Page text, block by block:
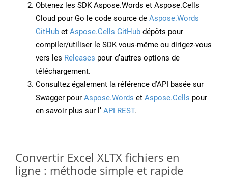
Obtenez les SDK Aspose.Words et Aspose.Cells
Cloud pour Go le code source de Aspose.Words
GitHub et Aspose.Cells GitHub dépôts pour
compiler/utiliser le SDK vous-même ou dirigez-vous
vers les Releases pour d’autres options de
téléchargement.
Consultez également la référence d’API basée sur
Swagger pour Aspose.Words et Aspose.Cells pour
en savoir plus sur l’ API REST.
Convertir Excel XLTX fichiers en
ligne : méthode simple et rapide